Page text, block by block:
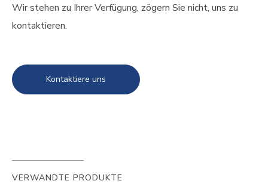
Wir stehen zu Ihrer Verfügung, zögern Sie nicht, uns zu
kontaktieren.
Kontaktiere uns
VERWANDTE PRODUKTE